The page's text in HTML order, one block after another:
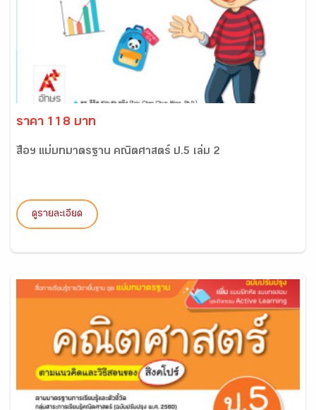
ราคา 118 บาท
สื่อฯ แม่บทมาตรฐาน คณิตศาสตร์ ป.5 เล่ม 2
ดูรายละเอียด